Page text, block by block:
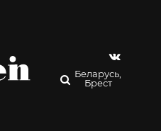
Беларусь,
Брест